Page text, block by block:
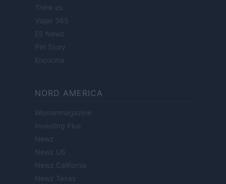
Think.es
Viajar 365
ES Newz
Pet Story
Encocina
NORD AMERICA
Womanmagazine
Investing Plus
Newz
Newz US
Newz California
Newz Texas